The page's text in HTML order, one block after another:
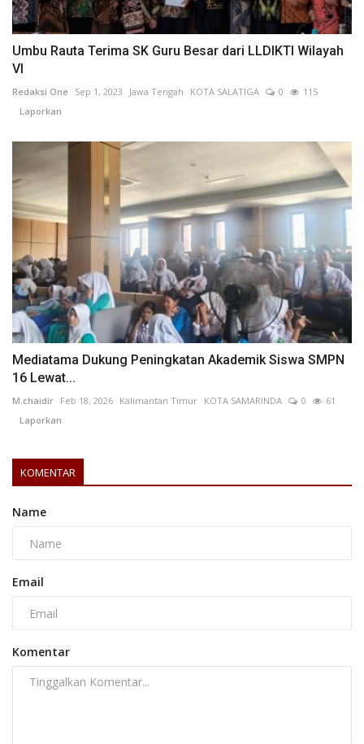
Umbu Rauta Terima SK Guru Besar dari LLDIKTI Wilayah
VI
Redaksi One Sep 1, 2023 Jawa Tengah KOTA SALATIGA 0
115
Laporkan
Mediatama Dukung Peningkatan Akademik Siswa SMPN
16 Lewat...
M.chaidir Feb 18, 2026 Kalimantan Timur KOTA SAMARINDA 0
61
Laporkan
KOMENTAR
Name
Email
Komentar